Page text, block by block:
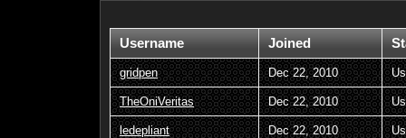
Username Joined
gridpen Dec 22, 2010
TheOniVeritas Dec 22, 2010
ledepliant Dec 22, 2010